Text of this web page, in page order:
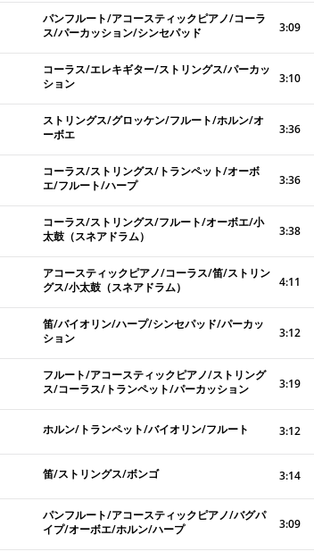
パンフルート/アコースティックピアノ/コーラ
ス/パーカッション/シンセパッド
3:09
コーラス/エレキギター/ストリングス/パーカッ
ション
3:10
ストリングス/グロッケン/フルート/ホルン/オ
ーボエ
3:36
コーラス/ストリングス/トランペット/オーボ
エ/フルート/ハープ
3:36
コーラス/ストリングス/フルート/オーボエ/小
太鼓（スネアドラム）
3:38
アコースティックピアノ/コーラス/笛/ストリン
グス/小太鼓（スネアドラム）
4:11
笛/バイオリン/ハープ/シンセパッド/パーカッ
ション
3:12
フルート/アコースティックピアノ/ストリング
ス/コーラス/トランペット/パーカッション
3:19
ホルン/トランペット/バイオリン/フルート 3:12
笛/ストリングス/ボンゴ 3:14
パンフルート/アコースティックピアノ/バグパ
イプ/オーボエ/ホルン/ハープ
3:09